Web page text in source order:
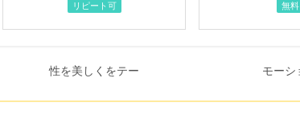
リピート可 無料